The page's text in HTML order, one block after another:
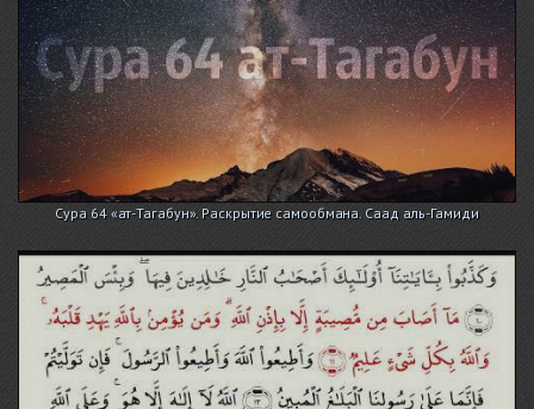
Сура 64 «ат-Тагабун». Раскрытие самообмана. Саад аль-Гамиди